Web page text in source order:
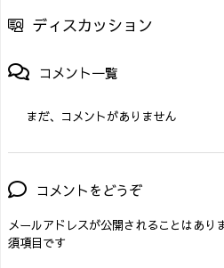
ディスカッション
コメント一覧
まだ、コメントがありません
コメントをどうぞ
メールアドレスが公開されることはあり
須項目です